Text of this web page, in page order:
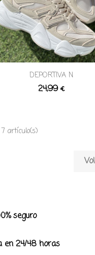
DEPORTIVA N
24,99 €
artículo(s)
seguro
en 24/48 horas